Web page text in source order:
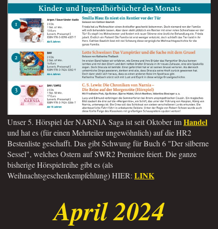
Unser 5. Hörspiel der NARNIA Saga ist seit Oktober imHandel
und hat es (für einen Mehrteiler ungewöhnlich) auf die HR2
Bestenliste geschafft. Das gibt Schwung für Buch 6 "Der silberne
Sessel", welches Ostern auf SWR2 Premiere feiert. Die ganze
bisherige Hörspielreihe gibt es (als
Weihnachtsgeschenkempfehlung) HIER: LINK
April 2024